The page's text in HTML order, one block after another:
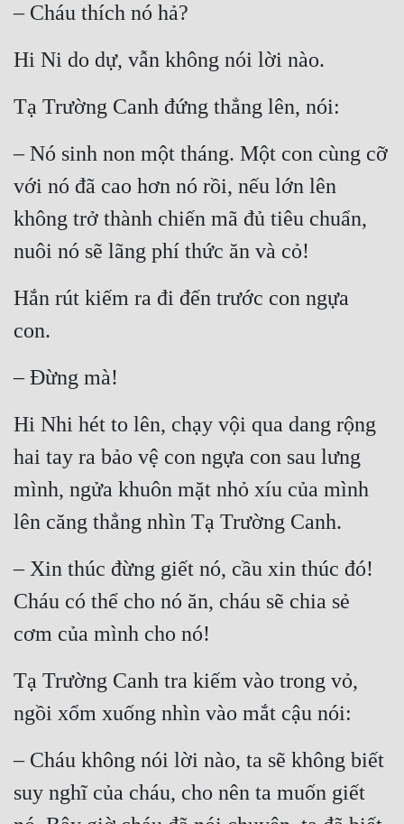
– Cháu thích nó hả?
Hi Ni do dự, vẫn không nói lời nào.
Tạ Trường Canh đứng thẳng lên, nói:
– Nó sinh non một tháng. Một con cùng cỡ
với nó đã cao hơn nó rồi, nếu lớn lên
không trở thành chiến mã đủ tiêu chuẩn,
nuôi nó sẽ lãng phí thức ăn và cỏ!
Hắn rút kiếm ra đi đến trước con ngựa
con.
– Đừng mà!
Hi Nhi hét to lên, chạy vội qua dang rộng
hai tay ra bảo vệ con ngựa con sau lưng
mình, ngửa khuôn mặt nhỏ xíu của mình
lên căng thẳng nhìn Tạ Trường Canh.
– Xin thúc đừng giết nó, cầu xin thúc đó!
Cháu có thể cho nó ăn, cháu sẽ chia sẻ
cơm của mình cho nó!
Tạ Trường Canh tra kiếm vào trong vỏ,
ngồi xổm xuống nhìn vào mắt cậu nói:
– Cháu không nói lời nào, ta sẽ không biết
suy nghĩ của cháu, cho nên ta muốn giết